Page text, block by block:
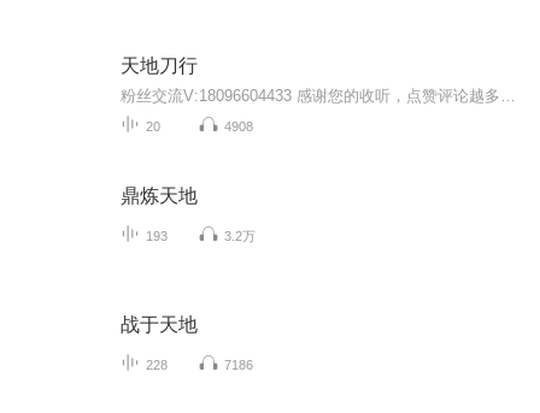
天地刀行
20 4908
鼎炼天地
193 3.2万
战于天地
228 7186